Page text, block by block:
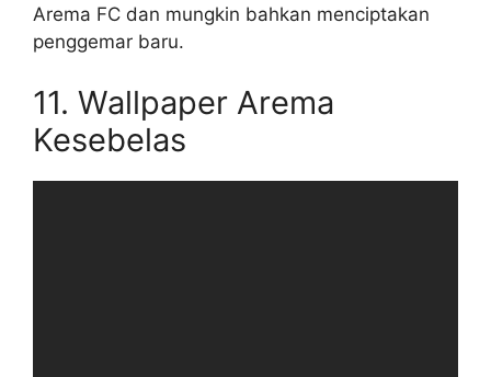
Arema FC dan mungkin bahkan menciptakan
penggemar baru.
11. Wallpaper Arema
Kesebelas